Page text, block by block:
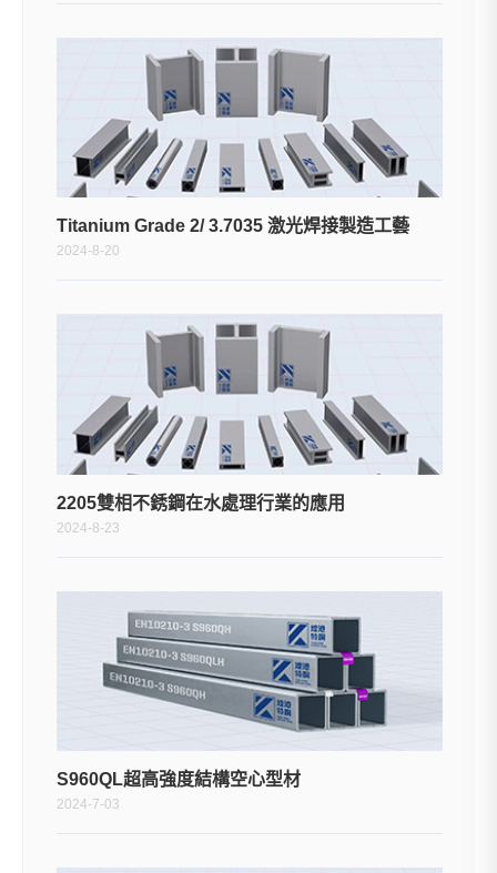
Titanium Grade 2/ 3.7035 激光焊接製造工藝
2024-8-20
2205雙相不銹鋼在水處理行業的應用
2024-8-23
S960QL超高強度結構空心型材
2024-7-03